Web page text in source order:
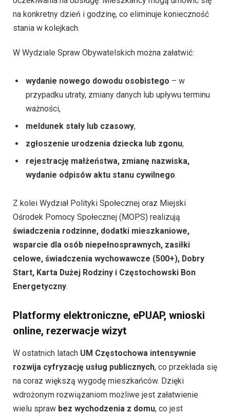
na konkretny dzień i godzinę, co eliminuje konieczność
stania w kolejkach.
W Wydziale Spraw Obywatelskich można załatwić:
wydanie nowego dowodu osobistego – w
przypadku utraty, zmiany danych lub upływu terminu
ważności,
meldunek stały lub czasowy,
zgłoszenie urodzenia dziecka lub zgonu,
rejestrację małżeństwa, zmianę nazwiska,
wydanie odpisów aktu stanu cywilnego.
Z kolei Wydział Polityki Społecznej oraz Miejski
Ośrodek Pomocy Społecznej (MOPS) realizują
świadczenia rodzinne, dodatki mieszkaniowe,
wsparcie dla osób niepełnosprawnych, zasiłki
celowe, świadczenia wychowawcze (500+), Dobry
Start, Karta Dużej Rodziny i Częstochowski Bon
Energetyczny.
Platformy elektroniczne, ePUAP, wnioski
online, rezerwacje wizyt
W ostatnich latach UM Częstochowa intensywnie
rozwija cyfryzację usług publicznych, co przekłada się
na coraz większą wygodę mieszkańców. Dzięki
wdrożonym rozwiązaniom możliwe jest załatwienie
wielu spraw bez wychodzenia z domu, co jest